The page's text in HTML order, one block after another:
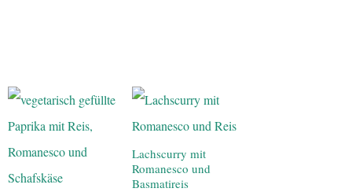
Lachscurry mit
Romanesco und
Basmatireis